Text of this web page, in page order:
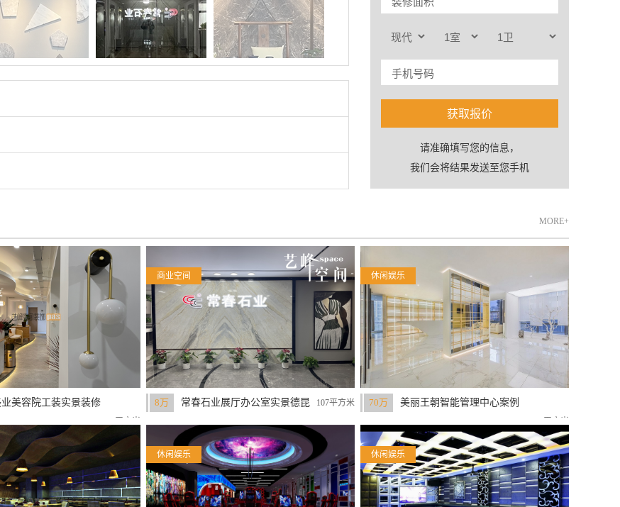
获取报价
请准确填写您的信息，
我们会将结果发送至您手机
MORE+
美容院工装实景装修
商业空间
8万
常春石业展厅办公室实景德昆
107平方米
休闲娱乐
70万 美丽王朝智能管理中心案例
休闲娱乐 休闲娱乐